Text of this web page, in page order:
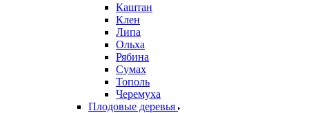
Каштан
Клен
Липа
Ольха
Рябина
Сумах
Тополь
Черемуха
Плодовые деревья